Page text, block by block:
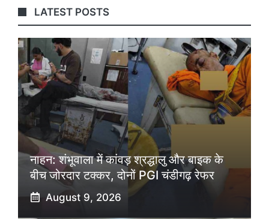
LATEST POSTS
नाहन: शंभूवाला में कांवड़ श्रद्धालु और बाइक के
बीच जोरदार टक्कर, दोनों PGI चंडीगढ़ रेफर
August 9, 2026